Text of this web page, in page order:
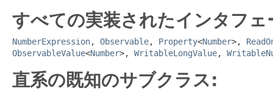
すべての実装されたインタフ
NumberExpression, Observable, Property<Number>,
ObservableValue<Number>, WritableLongValue,
直系の既知のサブクラス: